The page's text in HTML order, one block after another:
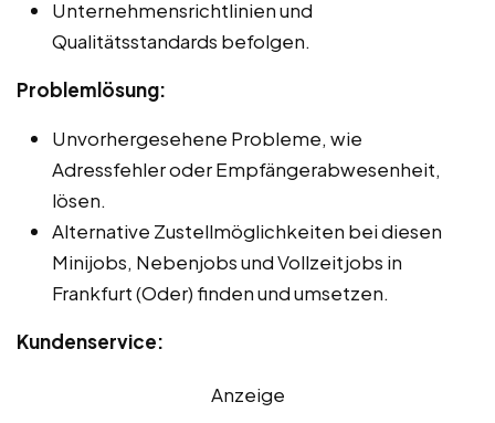
Unternehmensrichtlinien und
Qualitätsstandards befolgen.
Problemlösung:
Unvorhergesehene Probleme, wie
Adressfehler oder Empfängerabwesenheit,
lösen.
Alternative Zustellmöglichkeiten bei diesen
Minijobs, Nebenjobs und Vollzeitjobs in
Frankfurt (Oder) finden und umsetzen.
Kundenservice:
Anzeige